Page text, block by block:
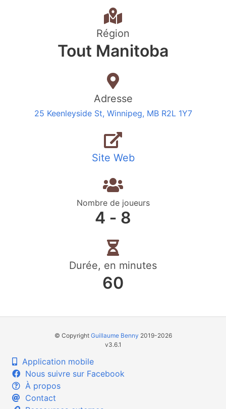
Région
Tout Manitoba
Adresse
25 Keenleyside St, Winnipeg, MB R2L 1Y7
Site Web
Nombre de joueurs
4 ‐ 8
Durée, en minutes
60
© Copyright Guillaume Benny 2019-2026
v3.6.1
Application mobile
Nous suivre sur Facebook
À propos
Contact